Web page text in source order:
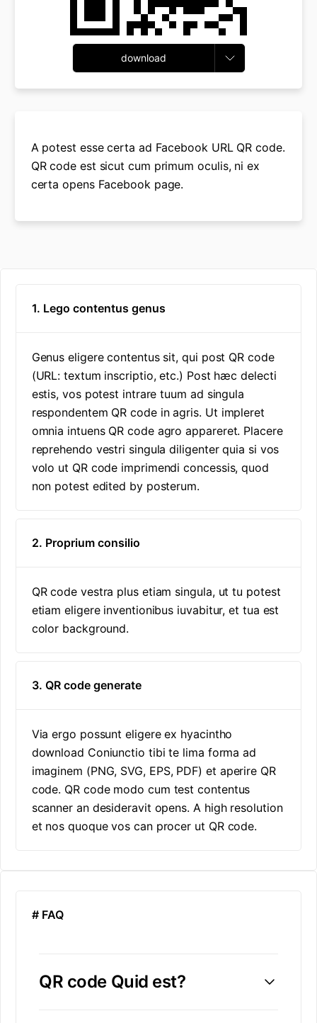
download
A potest esse certa ad Facebook URL QR code.
QR code est sicut cum primum oculis, ni ex
certa opens Facebook page.
1. Lego contentus genus
Genus eligere contentus sit, qui post QR code
(URL: textum inscriptio, etc.) Post hæc delecti
estis, vos potest intrare tuum ad singula
respondentem QR code in agris. Ut impleret
omnia intuens QR code agro appareret. Placere
reprehendo vestri singula diligenter quia si vos
volo ut QR code imprimendi concessis, quod
non potest edited by posterum.
2. Proprium consilio
QR code vestra plus etiam singula, ut tu potest
etiam eligere inventionibus iuvabitur, et tua est
color background.
3. QR code generate
Via ergo possunt eligere ex hyacintho
download Coniunctio tibi te lima forma ad
imaginem (PNG, SVG, EPS, PDF) et aperire QR
code. QR code modo cum test contentus
scanner an desideravit opens. A high resolution
et nos quoque vos can procer ut QR code.
# FAQ
QR code Quid est?